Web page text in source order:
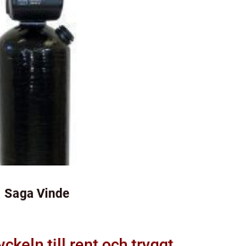
Saga Vinde